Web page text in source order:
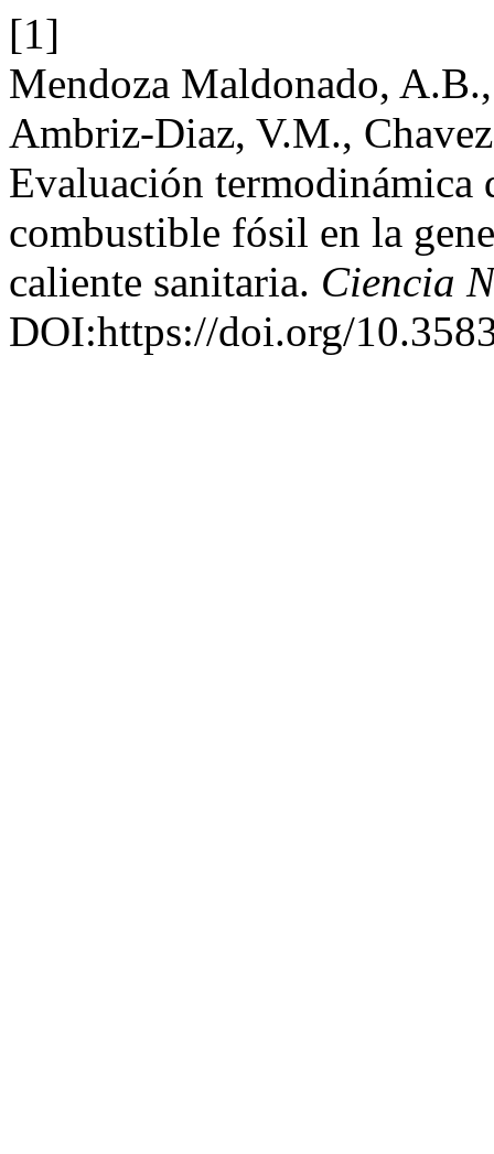
[1]
Mendoza Maldonado,
Ambriz-Diaz, V.M.,
Evaluación termodinámica
combustible fósil en la
caliente sanitaria. Ciencia
DOI:https://doi.org/